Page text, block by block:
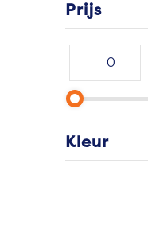
Prijs
Kleur